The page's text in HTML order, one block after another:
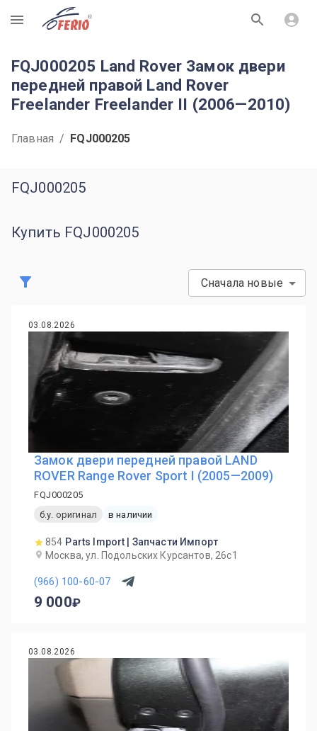
R
FQJ000205 Land Rover Замок двери
передней правой Land Rover
Freelander Freelander II (2006—2010)
Главная / FQJ000205
FQJ000205
Купить FQJ000205
Сначала новые
03.08.2026
Замок двери передней правой LAND
ROVER Range Rover Sport I (2005—2009)
FQJ000205
б.у. оригинал
в наличии
854 Parts Import | Запчасти Импорт
Москва, ул. Подольских Курсантов, 26с1
(966) 100-60-07
9 000
03.08.2026